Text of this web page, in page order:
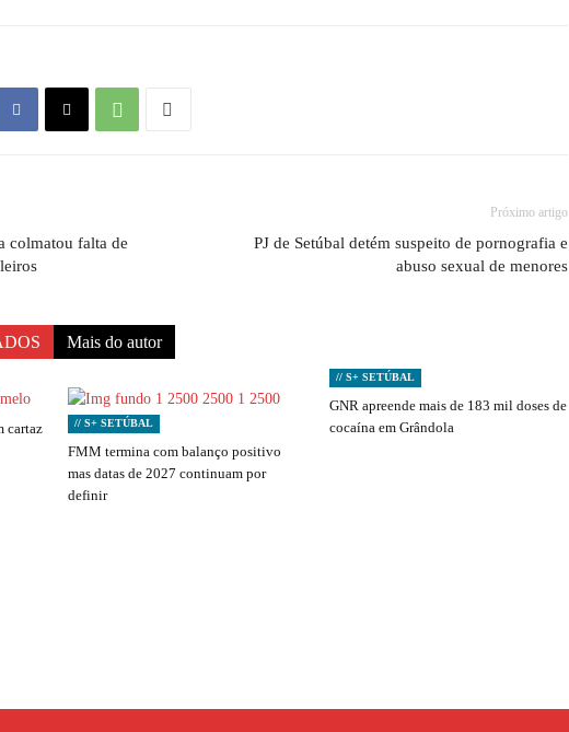
colmatou falta de
Próximo artigo
PJ de Setúbal detém suspeito de pornografia e
abuso sexual de menores
Mais do autor
cartaz
// S+ SETÚBAL
FMM termina com balanço positivo
mas datas de 2027 continuam por
definir
// S+ SETÚBAL
GNR apreende mais de 183 mil doses de
cocaína em Grândola